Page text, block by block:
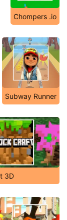
Chompers .io
Subway Runner
3D